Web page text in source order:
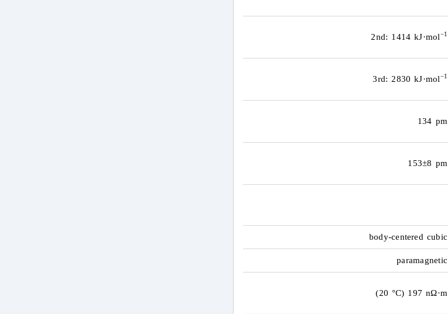
2nd: 1414 kJ·mol−1
3rd: 2830 kJ·mol−1
134 pm
153±8 pm
body-centered cubic
paramagnetic
(20 °C) 197 nΩ·m